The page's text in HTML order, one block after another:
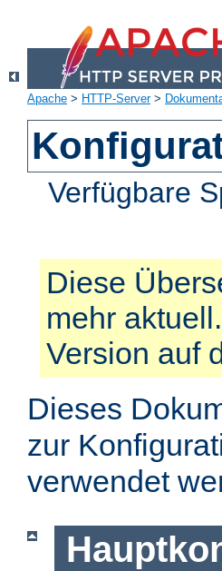
Apache > HTTP-Server>
Verfügbare
Diese
mehr
Version auf
Dieses
zur
verwendet